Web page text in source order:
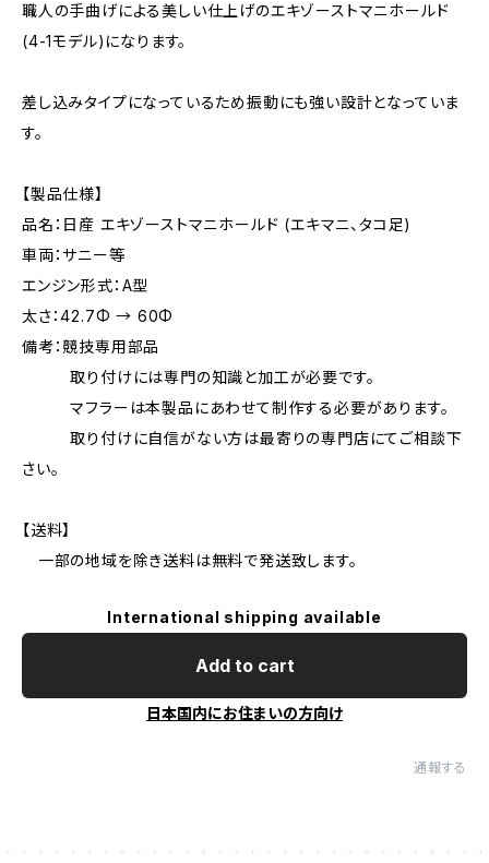
職人の手曲げによる美しい仕上げのエキゾーストマニホールド
(4-1モデル)になります。
差し込みタイプになっているため振動にも強い設計となっていま
す。
【製品仕様】
品名：日産 エキゾーストマニホールド (エキマニ、タコ足)
車両：サニー等
エンジン形式：A型
太さ：42.7Φ → 60Φ
備考：競技専用部品
取り付けには専門の知識と加工が必要です。
マフラーは本製品にあわせて制作する必要があります。
取り付けに自信がない方は最寄りの専門店にてご相談下
さい。
【送料】
一部の地域を除き送料は無料で発送致します。
International shipping available
Add to cart
日本国内にお住まいの方向け
通報する